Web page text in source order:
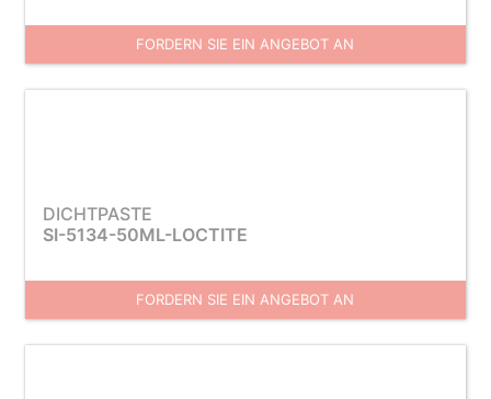
FORDERN SIE EIN ANGEBOT AN
DICHTPASTE
SI-5134-50ML-LOCTITE
FORDERN SIE EIN ANGEBOT AN